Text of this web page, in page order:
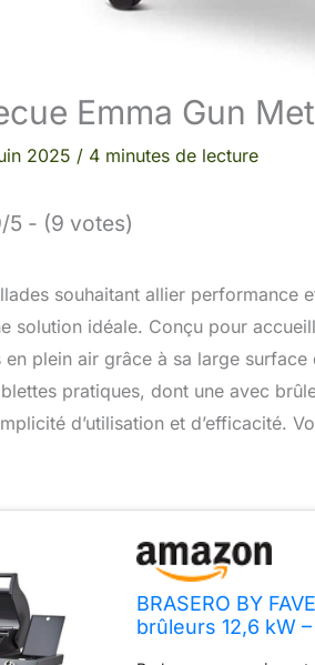
Emma Gun
2025 / 4 minutes de lecture
5 - (9 votes)
souhaitant allier performance
solution idéale. Conçu pour
plein air grâce à sa large
pratiques, dont une avec
d’utilisation et d’efficacité.
BRASERO BY
brûleurs 12,6 kW